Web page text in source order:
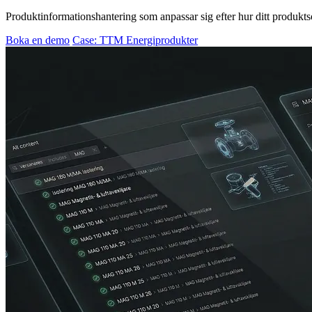
Produktinformationshantering som anpassar sig efter hur ditt
Boka en demo Case: TTM Energiprodukter